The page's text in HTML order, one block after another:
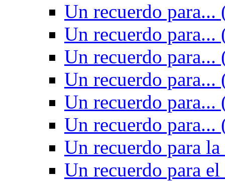
Un recuerdo para...
Un recuerdo para...
Un recuerdo para...
Un recuerdo para...
Un recuerdo para...
Un recuerdo para...
Un recuerdo para
Un recuerdo para